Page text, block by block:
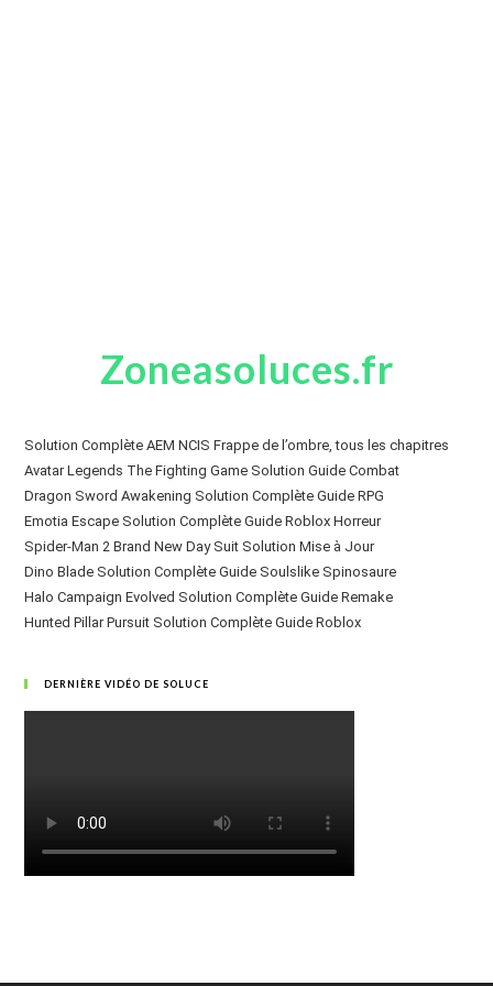
Zoneasoluces.fr
Solution Complète AEM NCIS Frappe de l’ombre, tous les chapitres
Avatar Legends The Fighting Game Solution Guide Combat
Dragon Sword Awakening Solution Complète Guide RPG
Emotia Escape Solution Complète Guide Roblox Horreur
Spider-Man 2 Brand New Day Suit Solution Mise à Jour
Dino Blade Solution Complète Guide Soulslike Spinosaure
Halo Campaign Evolved Solution Complète Guide Remake
Hunted Pillar Pursuit Solution Complète Guide Roblox
DERNIÈRE VIDÉO DE SOLUCE